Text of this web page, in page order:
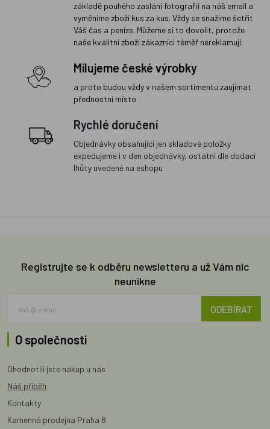
základě pouhého zaslání fotografií na náš email a
vyměníme zboží kus za kus. Vždy se snažíme šetřit
Váš čas a peníze. Můžeme si to dovolit, protože
naše kvalitní zboží zákazníci téměř nereklamují.
Milujeme české výrobky
a proto budou vždy v našem sortimentu zaujímat
přednostní místo
Rychlé doručení
Objednávky obsahující jen skladové položky
expedujeme i v den objednávky, ostatní dle dodací
lhůty uvedené na eshopu
Registrujte se k odběru newsletteru a už Vám nic
neunikne
ODEBÍRAT
O společnosti
Ohodnotili jste nákup u nás
Náš příběh
Kontakty
Kamenná prodejna Praha 8